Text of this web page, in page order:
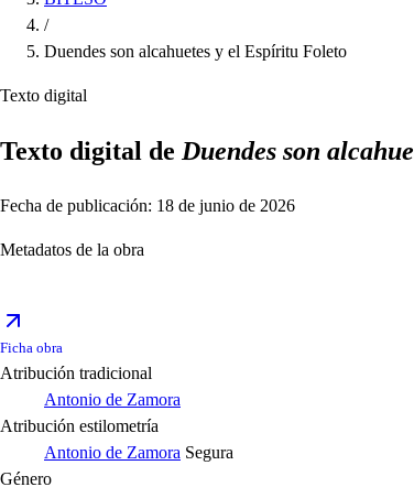
/
Duendes son alcahuetes y el Espíritu Foleto
Texto digital
Texto digital de Duendes son
Fecha de publicación: 18 de junio de 2026
Metadatos de la obra
Ficha obra
Atribución tradicional
Antonio de Zamora
Atribución estilometría
Antonio de Zamora Segura
Género